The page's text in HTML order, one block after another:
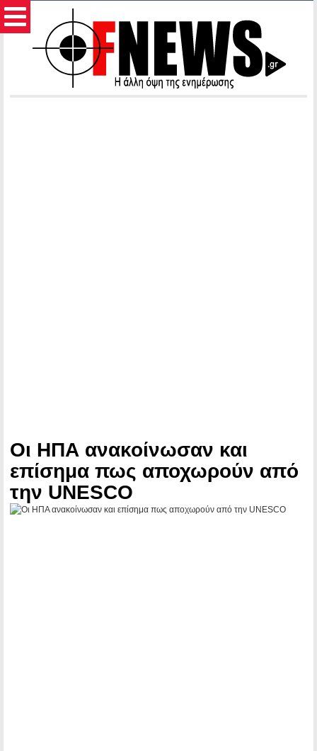
Οι ΗΠΑ ανακοίνωσαν και
επίσημα πως αποχωρούν από
την UNESCO